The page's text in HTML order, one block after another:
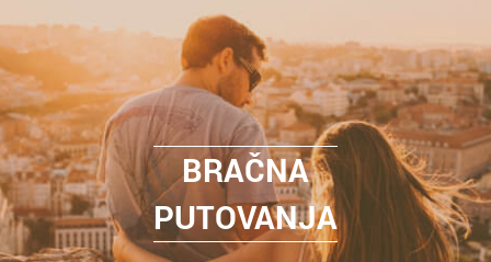
BRAČNA
PUTOVANJA